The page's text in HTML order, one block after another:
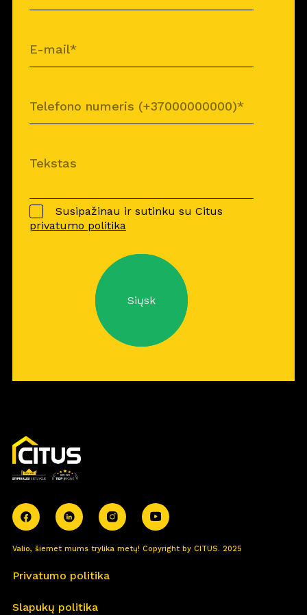
Susipažinau ir sutinku su Citus
privatumo politika
Siųsk
Valio, šiemet mums trylika metų! Copyright by CITUS. 2025
Privatumo politika
Slapukų politika